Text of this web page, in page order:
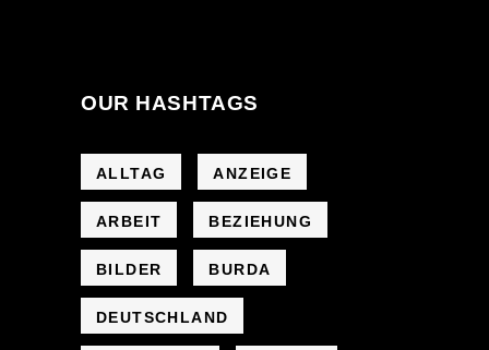
OUR HASHTAGS
ALLTAG ANZEIGE
ARBEIT BEZIEHUNG
BILDER BURDA
DEUTSCHLAND